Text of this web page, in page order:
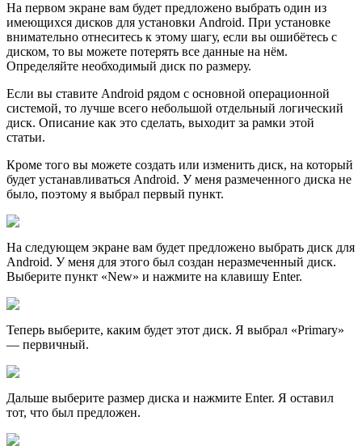
На первом экране вам будет предложено выбрать один из
имеющихся дисков для установки Android. При установке
внимательно отнеситесь к этому шагу, если вы ошибётесь с
диском, то вы можете потерять все данные на нём.
Определяйте необходимый диск по размеру.
Если вы ставите Android рядом с основной операционной
системой, то лучше всего небольшой отдельный логический
диск. Описание как это сделать, выходит за рамки этой
статьи.
Кроме того вы можете создать или изменить диск, на который
будет устанавливаться Android. У меня размеченного диска не
было, поэтому я выбрал первый пункт.
На следующем экране вам будет предложено выбрать диск для
Android. У меня для этого был создан неразмеченный диск.
Выберите пункт «New» и нажмите на клавишу Enter.
Теперь выберите, каким будет этот диск. Я выбрал «Primary»
— первичный.
Дальше выберите размер диска и нажмите Enter. Я оставил
тот, что был предложен.